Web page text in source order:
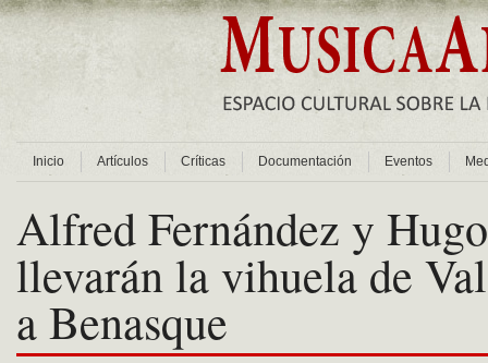
Inicio Artículos Críticas Documentación Eventos
Alfred Fernández y
llevarán la vihuela de
a Benasque